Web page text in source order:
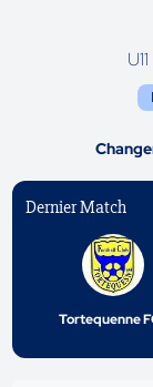
Dernier Match
Tortequenne